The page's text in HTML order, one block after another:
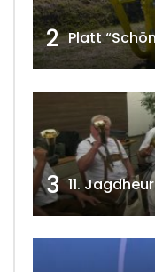
2 Platt
3